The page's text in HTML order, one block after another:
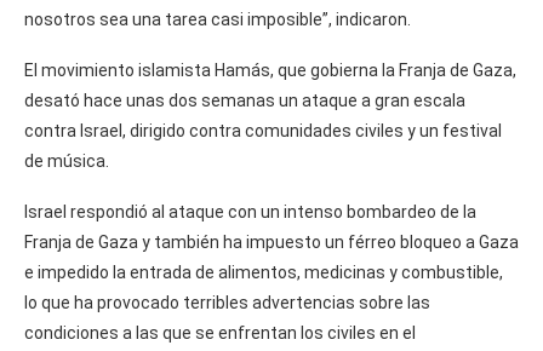
nosotros sea una tarea casi imposible”, indicaron.
El movimiento islamista Hamás, que gobierna la Franja de Gaza,
desató hace unas dos semanas un ataque a gran escala
contra Israel, dirigido contra comunidades civiles y un festival
de música.
Israel respondió al ataque con un intenso bombardeo de la
Franja de Gaza y también ha impuesto un férreo bloqueo a Gaza
e impedido la entrada de alimentos, medicinas y combustible,
lo que ha provocado terribles advertencias sobre las
condiciones a las que se enfrentan los civiles en el